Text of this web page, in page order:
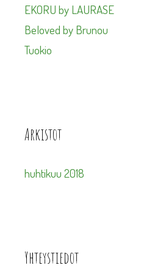
EKORU by LAURASE
Beloved by Brunou
Tuokio
Arkistot
huhtikuu 2018
Yhteystiedot